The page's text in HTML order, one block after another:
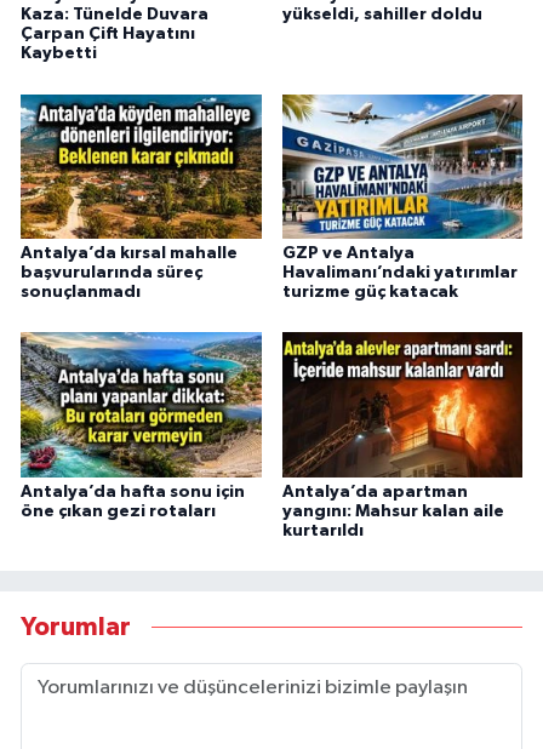
Kaza: Tünelde Duvara
Çarpan Çift Hayatını
Kaybetti
yükseldi, sahiller doldu
Antalya’da kırsal mahalle
başvurularında süreç
sonuçlanmadı
GZP ve Antalya
Havalimanı’ndaki yatırımlar
turizme güç katacak
Antalya’da hafta sonu için
öne çıkan gezi rotaları
Antalya’da apartman
yangını: Mahsur kalan aile
kurtarıldı
Yorumlar